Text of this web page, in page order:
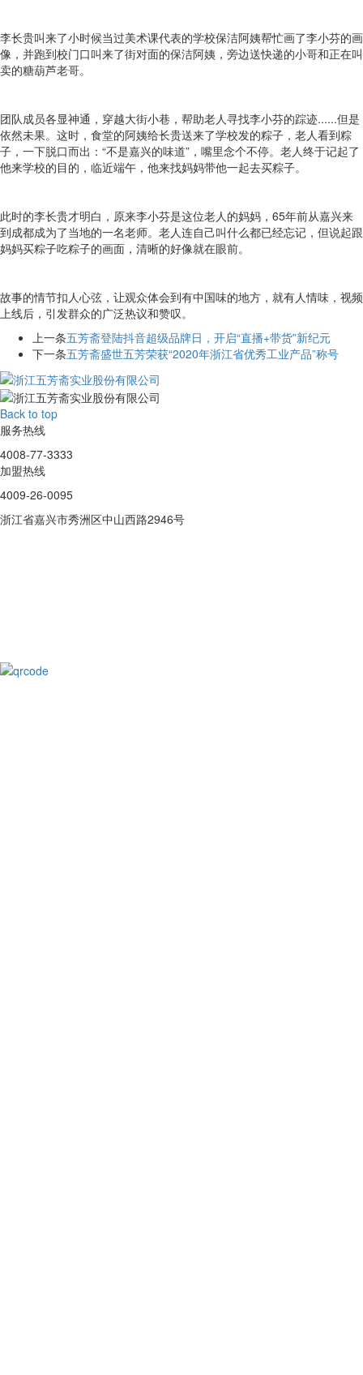
李长贵叫来了小时候当过美术课代表的学校保洁阿姨帮忙画了李小芬的画
像，并跑到校门口叫来了街对面的保洁阿姨，旁边送快递的小哥和正在叫
卖的糖葫芦老哥。
团队成员各显神通，穿越大街小巷，帮助老人寻找李小芬的踪迹......但是
依然未果。这时，食堂的阿姨给长贵送来了学校发的粽子，老人看到粽
子，一下脱口而出：“不是嘉兴的味道”，嘴里念个不停。老人终于记起了
他来学校的目的，临近端午，他来找妈妈带他一起去买粽子。
此时的李长贵才明白，原来李小芬是这位老人的妈妈，65年前从嘉兴来
到成都成为了当地的一名老师。老人连自己叫什么都已经忘记，但说起跟
妈妈买粽子吃粽子的画面，清晰的好像就在眼前。
故事的情节扣人心弦，让观众体会到有中国味的地方，就有人情味，视频
上线后，引发群众的广泛热议和赞叹。
上一条五芳斋登陆抖音超级品牌日，开启“直播+带货”新纪元​
下一条五芳斋盛世五芳荣获“2020年浙江省优秀工业产品”称号
Back to top
服务热线
4008-77-3333
加盟热线
4009-26-0095
浙江省嘉兴市秀洲区中山西路2946号